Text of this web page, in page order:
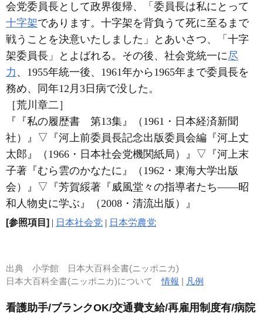
会党委員長として政界復帰、「委員長は私にとって
十字架であります。十字架を背負うて死に至るまで
戦うことを決意いたしました」とあいさつ、「十字
架委員長」とよばれる。その後、社会党統一に尽
力 、1955年統一後、1961年から1965年まで委員長を
務め、同年12月3日病で没した。
［荒川章二］
『『私の履歴書 第13集』（1961・日本経済新聞
社）』 ▽ 『河上前委員長記念出版委員会編『河上丈
太郎』（1966・日本社会党機関紙局）』 ▽ 『河上末
子著『むら雲のかなたに』（1962・東海大学出版
会）』 ▽ 『芳賀綏著『威風堂々の指導者たち――昭
和人物史に学ぶ』（2008・清流出版）』
[参照項目] | 日本社会党 | 日本労農党
出典 小学館 日本大百科全書(ニッポニカ)
日本大百科全書(ニッポニカ)について情報 | 凡例
看護助手/ブランクOK/交通費支給/再雇用制度有/病院